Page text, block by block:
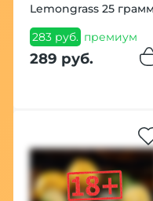
Lemongrass 25 грамм
283 руб. премиум
289 руб.